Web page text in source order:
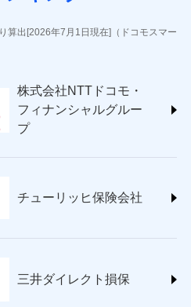
)
保険株式会社
)
www.zurich.co.jp/)
)
)
式会社
算出[2026年7月1日現在]（ドコモスマー
株式会社NTTドコモ・
フィナンシャルグルー
プ
チューリッヒ保険会社
三井ダイレクト損保